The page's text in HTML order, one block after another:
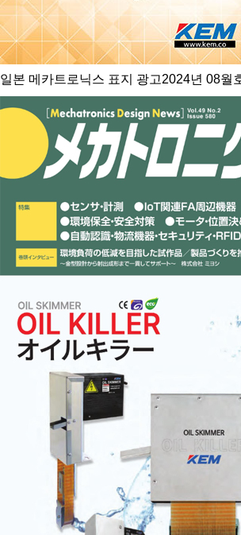
일본 메카트로닉스 표지 광고2024년 08월